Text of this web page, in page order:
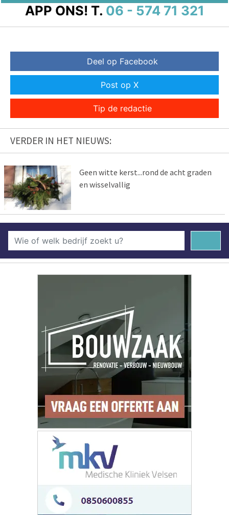
APP ONS! T. 06 - 574 71 321
Deel op Facebook
Post op X
Tip de redactie
VERDER IN HET NIEUWS:
Geen witte kerst...rond de acht graden
en wisselvallig